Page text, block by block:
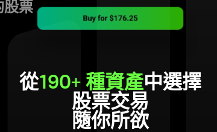
股票
從190+ 種資產中選擇
股票交易
隨你所欲